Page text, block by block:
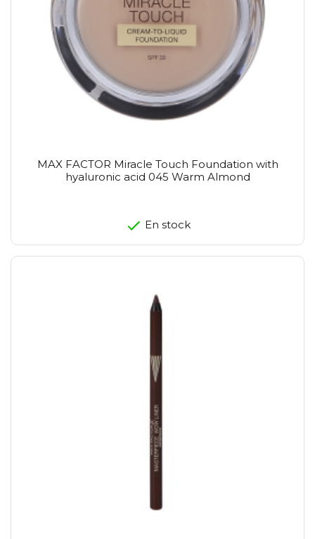
MAX FACTOR Miracle Touch Foundation with
hyaluronic acid 045 Warm Almond
En stock